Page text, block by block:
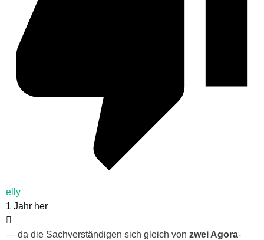
elly
1 Jahr her
— da die Sachverständigen sich gleich von zwei Agora-